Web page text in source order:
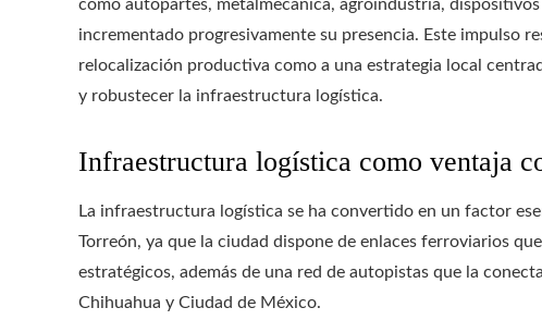
como autopartes, metalmecánica, agroindustria,
incrementado progresivamente su presencia. Este impulso
relocalización productiva como a una estrategia local
y robustecer la infraestructura logística.
Infraestructura logística como ventaja
La infraestructura logística se ha convertido en un factor
Torreón, ya que la ciudad dispone de enlaces ferroviarios
estratégicos, además de una red de autopistas que la
Chihuahua y Ciudad de México.